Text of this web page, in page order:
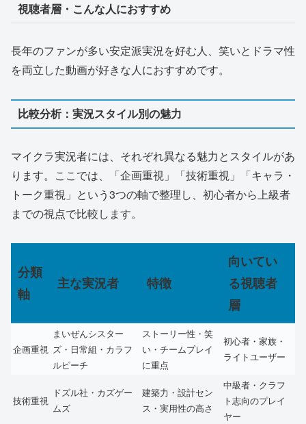
視聴者層・こんな人におすすめ
長年のファンが多い安定派実況を好む人、笑いとドラマ性
を両立した動画が好きな人におすすめです。
比較分析：実況スタイル別の魅力
マイクラ実況者には、それぞれ異なる魅力とスタイルがあ
ります。ここでは、「企画重視」「技術重視」「キャラ・
トーク重視」という3つの軸で整理し、初心者から上級者
までの視点で比較します。
分類
軸
主な実況者 特徴
向いてい
る視聴者
層
企画重視
まいぜんシスター
ズ・日常組・カラフ
ルピーチ
ストーリー性・笑
い・チームプレイ
に重点
初心者・家族・
ライトユーザー
技術重視
ドズル社・カズゲー
ムズ
建築力・設計セン
ス・実用性の高さ
中級者・クラフ
ト志向のプレイ
ヤー